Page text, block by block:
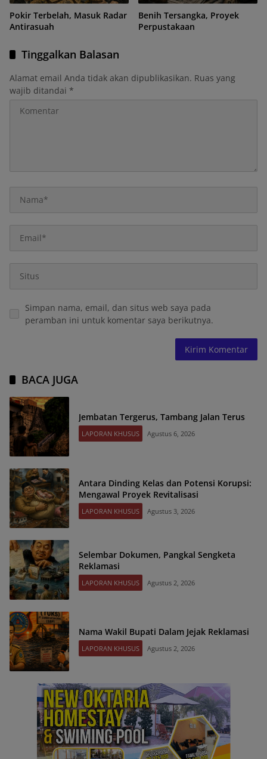
Pokir Terbelah, Masuk Radar
Antirasuah
Benih Tersangka, Proyek
Perpustakaan
Tinggalkan Balasan
Alamat email Anda tidak akan dipublikasikan. Ruas yang
wajib ditandai *
Simpan nama, email, dan situs web saya pada
peramban ini untuk komentar saya berikutnya.
BACA JUGA
Jembatan Tergerus, Tambang Jalan Terus
LAPORAN KHUSUS Agustus 6, 2026
Antara Dinding Kelas dan Potensi Korupsi:
Mengawal Proyek Revitalisasi
LAPORAN KHUSUS Agustus 3, 2026
Selembar Dokumen, Pangkal Sengketa
Reklamasi
LAPORAN KHUSUS Agustus 2, 2026
Nama Wakil Bupati Dalam Jejak Reklamasi
LAPORAN KHUSUS Agustus 2, 2026